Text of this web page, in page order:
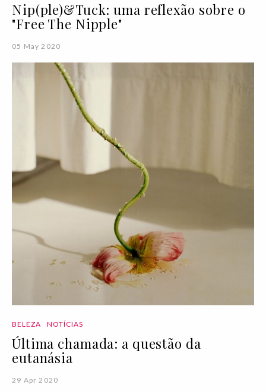
Nip(ple)&Tuck: uma reflexão sobre o
"Free The Nipple"
05 May 2020
BELEZA NOTÍCIAS
Última chamada: a questão da
eutanásia
29 Apr 2020